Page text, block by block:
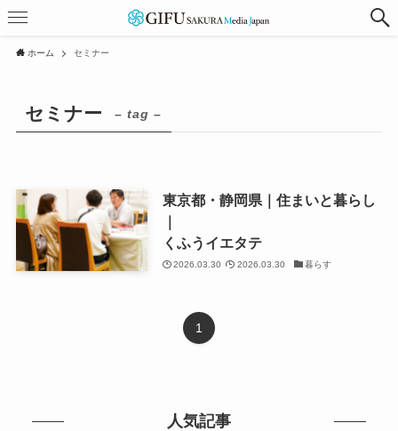
ホーム セミナー
セミナー – tag –
東京都・静岡県｜住まいと暮らし
｜
くふうイエタテ
2026.03.30 2026.03.30 暮らす
1
人気記事